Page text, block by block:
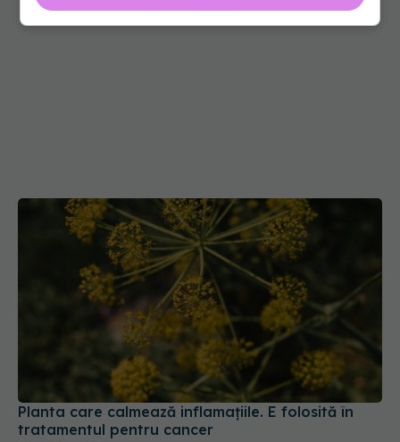
Planta care calmează inflamațiile. E folosită în
tratamentul pentru cancer